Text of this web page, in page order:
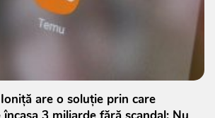
are o soluție prin care